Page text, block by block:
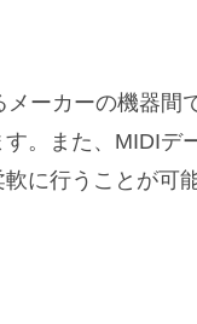
ーカーの機器間
。また、MIDIデ
に行うことが可